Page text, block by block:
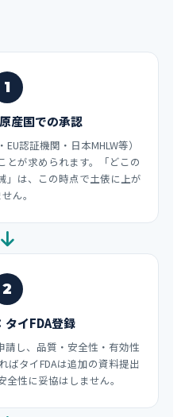
1
産国での承認
認証機関・日本MHLW等）
とが求められます。「どこの
」は、この時点で土俵に上が
ん。
2
タイFDA登録
請し、品質・安全性・有効性
ばタイFDAは追加の資料提出
性に妥協はしません。